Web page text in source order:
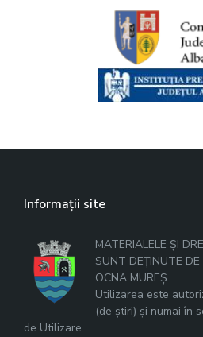
Informații site
MATERIALELE ȘI
SUNT DEȚINUTE
OCNA MUREȘ.
Utilizarea este
(de știri) și numai în
de Utilizare.